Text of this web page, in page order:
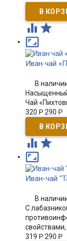
 

Иван чай
В
Чай
320 Р 290 Р
 

Иван-чай
В
С
319 Р 290 Р